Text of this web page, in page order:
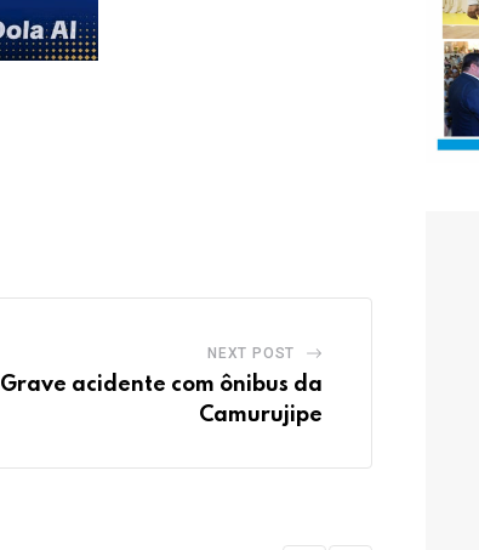
NEXT POST
Grave acidente com ônibus da
Camurujipe